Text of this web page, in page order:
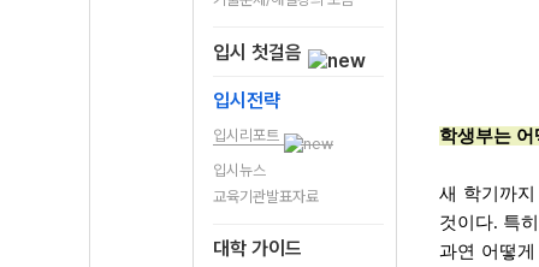
입시 첫걸음
입시전략
입시리포트
입시뉴스
교육기관발표자료
대학 가이드
학생부는
새 학기까
것이다. 특
과연 어떻